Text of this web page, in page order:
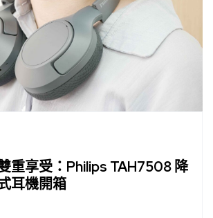
重享受：Philips TAH7508 降
耳機開箱